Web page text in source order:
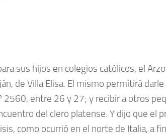
sus hijos en colegios católicos, el
de Villa Elisa. El mismo permitirá
2560, entre 26 y 27; y recibir a otros
del clero platense. Y dijo que el
como ocurrió en el norte de Italia, a